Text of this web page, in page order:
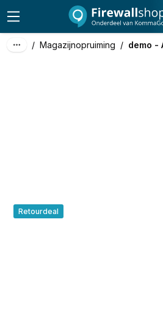
/ Magazijnopruiming /
Retourdeal
299,00 excl. btw
361,79 incl. btw